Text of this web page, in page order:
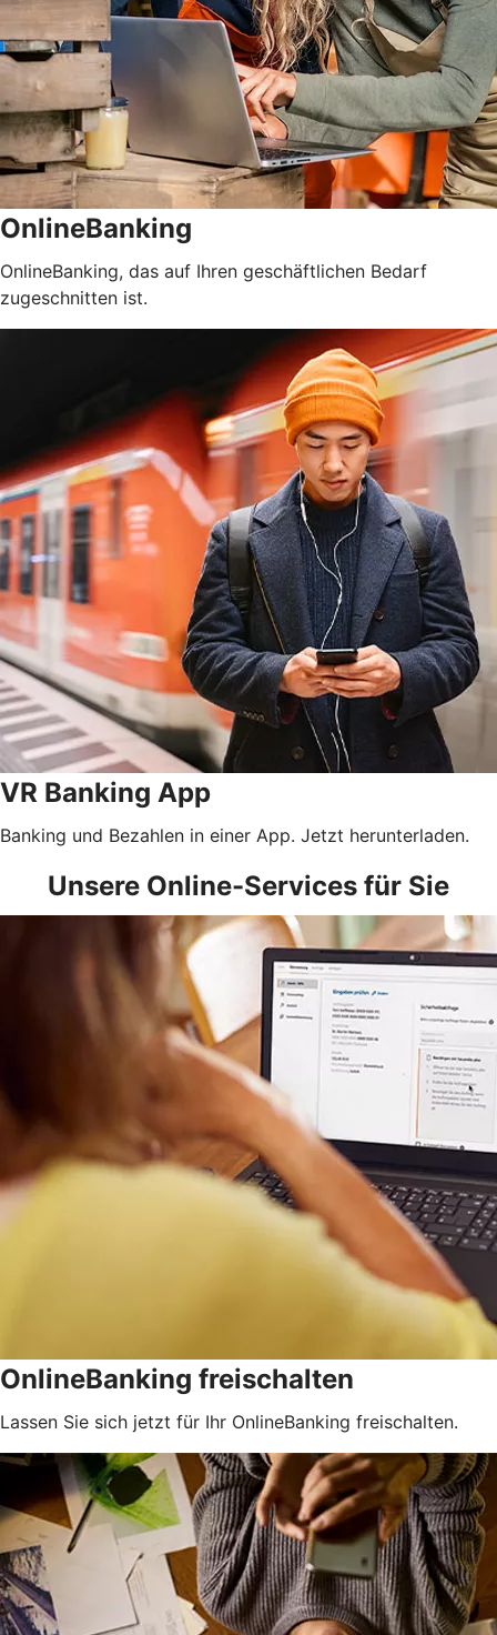
OnlineBanking
OnlineBanking, das auf Ihren geschäftlichen Bedarf
zugeschnitten ist.
VR Banking App
Banking und Bezahlen in einer App. Jetzt herunterladen.
Unsere Online-Services für Sie
OnlineBanking freischalten
Lassen Sie sich jetzt für Ihr OnlineBanking freischalten.